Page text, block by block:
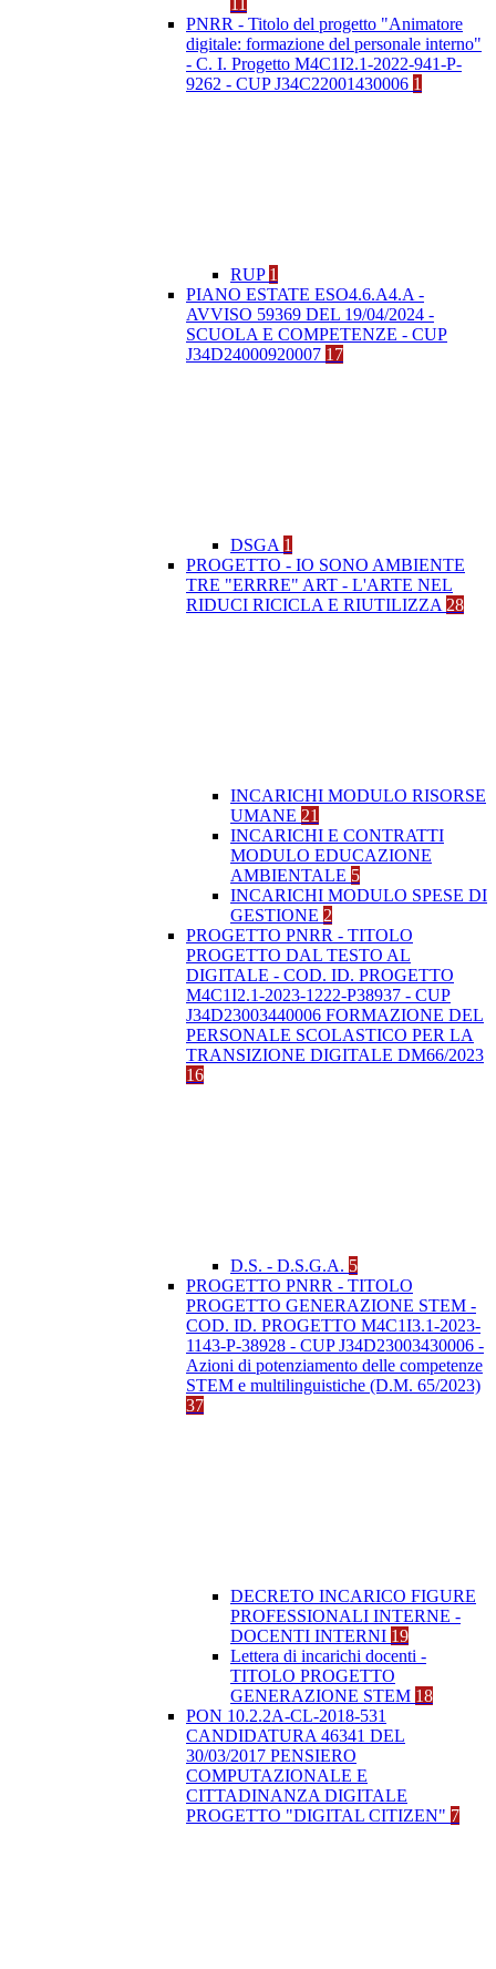
11
PNRR - Titolo del progetto "Animatore
digitale: formazione del personale interno"
- C. I. Progetto M4C1I2.1-2022-941-P-
9262 - CUP J34C22001430006 1
RUP 1
PIANO ESTATE ESO4.6.A4.A -
AVVISO 59369 DEL 19/04/2024 -
SCUOLA E COMPETENZE - CUP
J34D24000920007 17
DSGA 1
PROGETTO - IO SONO AMBIENTE
TRE "ERRRE" ART - L'ARTE NEL
RIDUCI RICICLA E RIUTILIZZA 28
INCARICHI MODULO RISORSE
UMANE 21
INCARICHI E CONTRATTI
MODULO EDUCAZIONE
AMBIENTALE 5
INCARICHI MODULO SPESE DI
GESTIONE 2
PROGETTO PNRR - TITOLO
PROGETTO DAL TESTO AL
DIGITALE - COD. ID. PROGETTO
M4C1I2.1-2023-1222-P38937 - CUP
J34D23003440006 FORMAZIONE DEL
PERSONALE SCOLASTICO PER LA
TRANSIZIONE DIGITALE DM66/2023
16
D.S. - D.S.G.A. 5
PROGETTO PNRR - TITOLO
PROGETTO GENERAZIONE STEM -
COD. ID. PROGETTO M4C1I3.1-2023-
1143-P-38928 - CUP J34D23003430006 -
Azioni di potenziamento delle competenze
STEM e multilinguistiche (D.M. 65/2023)
37
DECRETO INCARICO FIGURE
PROFESSIONALI INTERNE -
DOCENTI INTERNI 19
Lettera di incarichi docenti -
TITOLO PROGETTO
GENERAZIONE STEM 18
PON 10.2.2A-CL-2018-531
CANDIDATURA 46341 DEL
30/03/2017 PENSIERO
COMPUTAZIONALE E
CITTADINANZA DIGITALE
PROGETTO "DIGITAL CITIZEN" 7